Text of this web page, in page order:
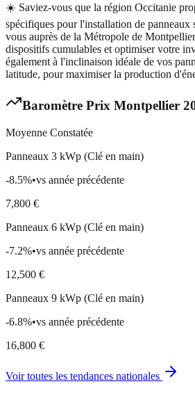
☀️ Saviez-vous que la région Occitanie
spécifiques pour l'installation de panneaux
vous auprès de la Métropole de
dispositifs cumulables et optimiser votre
également à l'inclinaison idéale de vos
latitude, pour maximiser la production
Baromètre Prix Montpellier
Moyenne Constatée
Panneaux 3 kWp (Clé en main)
-8.5%•vs année précédente
7,800 €
Panneaux 6 kWp (Clé en main)
-7.2%•vs année précédente
12,500 €
Panneaux 9 kWp (Clé en main)
-6.8%•vs année précédente
16,800 €
Voir toutes les tendances nationales